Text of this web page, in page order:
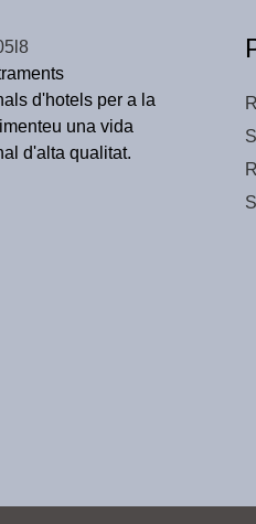
d'hotels per a la
una vida
d'alta qualitat.